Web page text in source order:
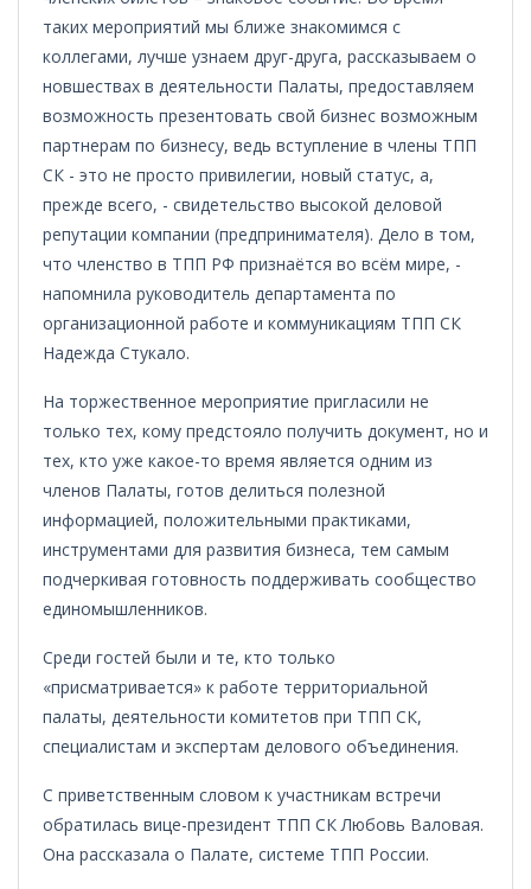
таких мероприятий мы ближе знакомимся с
коллегами, лучше узнаем друг-друга, рассказываем о
новшествах в деятельности Палаты, предоставляем
возможность презентовать свой бизнес возможным
партнерам по бизнесу, ведь вступление в члены ТПП
СК - это не просто привилегии, новый статус, а,
прежде всего, - свидетельство высокой деловой
репутации компании (предпринимателя). Дело в том,
что членство в ТПП РФ признаётся во всём мире, -
напомнила руководитель департамента по
организационной работе и коммуникациям ТПП СК
Надежда Стукало.
На торжественное мероприятие пригласили не
только тех, кому предстояло получить документ, но и
тех, кто уже какое-то время является одним из
членов Палаты, готов делиться полезной
информацией, положительными практиками,
инструментами для развития бизнеса, тем самым
подчеркивая готовность поддерживать сообщество
единомышленников.
Среди гостей были и те, кто только
«присматривается» к работе территориальной
палаты, деятельности комитетов при ТПП СК,
специалистам и экспертам делового объединения.
С приветственным словом к участникам встречи
обратилась вице-президент ТПП СК Любовь Валовая.
Она рассказала о Палате, системе ТПП России.